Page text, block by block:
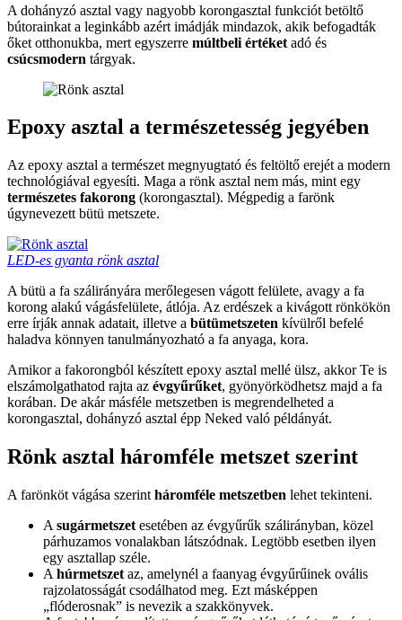
A dohányzó asztal vagy nagyobb korongasztal funkciót betöltő
bútorainkat a leginkább azért imádják mindazok, akik befogadták
őket otthonukba, mert egyszerre múltbeli értéket adó és
csúcsmodern tárgyak.
Epoxy asztal a természetesség jegyében
Az epoxy asztal a természet megnyugtató és feltöltő erejét a modern
technológiával egyesíti. Maga a rönk asztal nem más, mint egy
természetes fakorong (korongasztal). Mégpedig a farönk
úgynevezett bütü metszete.
LED-es gyanta rönk asztal
A bütü a fa szálirányára merőlegesen vágott felülete, avagy a fa
korong alakú vágásfelülete, átlója. Az erdészek a kivágott rönkökön
erre írják annak adatait, illetve a bütümetszeten kívülről befelé
haladva könnyen tanulmányozható a fa anyaga, kora.
Amikor a fakorongból készített epoxy asztal mellé ülsz, akkor Te is
elszámolgathatod rajta az évgyűrűket, gyönyörködhetsz majd a fa
korában. De akár másféle metszetben is megrendelheted a
korongasztal, dohányzó asztal épp Neked való példányát.
Rönk asztal háromféle metszet szerint
A farönköt vágása szerint háromféle metszetben lehet tekinteni.
A sugármetszet esetében az évgyűrűk szálirányban, közel
párhuzamos vonalakban látszódnak. Legtöbb esetben ilyen
egy asztallap széle.
A húrmetszet az, amelynél a faanyag évgyűrűinek ovális
rajzolatosságát csodálhatod meg. Ezt másképpen
„flóderosnak” is nevezik a szakkönyvek.